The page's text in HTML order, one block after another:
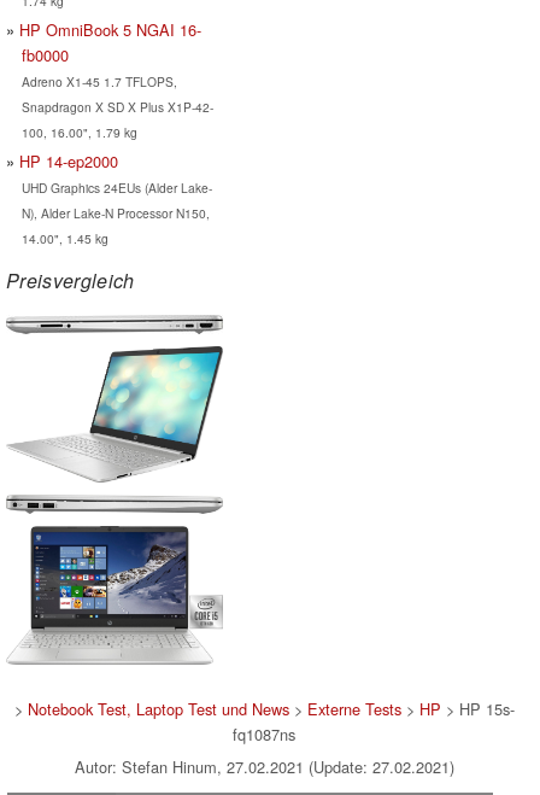
HP OmniBook 5 NGAI 16-
fb0000
Adreno X1-45 1.7 TFLOPS,
Snapdragon X SD X Plus X1P-42-
100, 16.00", 1.79 kg
HP 14-ep2000
UHD Graphics 24EUs (Alder Lake-
N), Alder Lake-N Processor N150,
14.00", 1.45 kg
Preisvergleich
> Notebook Test, Laptop Test und News> Externe Tests> HP > HP 15s-
fq1087ns
Autor: Stefan Hinum, 27.02.2021 (Update: 27.02.2021)